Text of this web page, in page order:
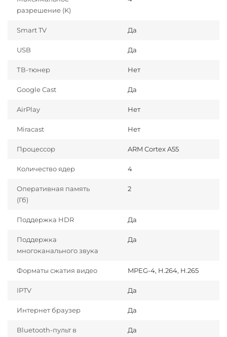
разрешение (K)
Smart TV Да
USB Да
ТВ-тюнер Нет
Google Cast Да
AirPlay Нет
Miracast Нет
Процессор ARM Cortex A55
Количество ядер 4
Оперативная память
(Гб)
2
Поддержка HDR Да
Поддержка
многоканального звука
Да
Форматы сжатия видео MPEG-4, H.264, H.265
IPTV Да
Интернет браузер Да
Bluetooth-пульт в Да